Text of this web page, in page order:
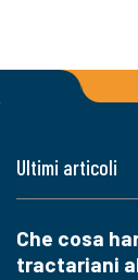
Ultimi articoli
Che cosa
tractariani